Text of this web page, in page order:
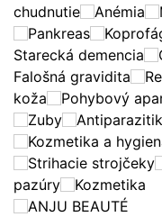
chudnutie
Anémia
Pankreas
Starecká demencia
Falošná gravidita
koža
Pohybový
Zuby
Kozmetika a
Strihacie strojčeky
pazúry
Kozmetika
ANJU BEAUTÉ